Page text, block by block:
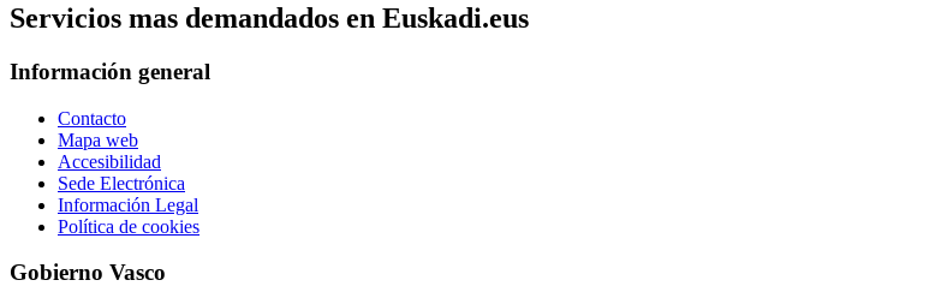
Servicios mas demandados en Euskadi.eus
Información general
Contacto
Mapa web
Accesibilidad
Sede Electrónica
Información Legal
Política de cookies
Gobierno Vasco